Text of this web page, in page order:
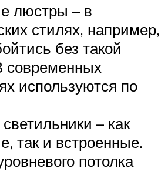
люстры – в
стилях, например,
без такой
современных
используются по
– как
так и встроенные.
потолка